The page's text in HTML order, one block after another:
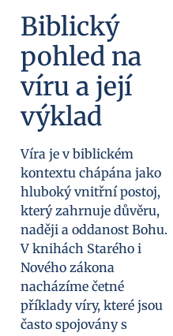
Biblický
pohled na
víru a její
výklad
Víra je v biblickém
kontextu chápána jako
hluboký vnitřní postoj,
který zahrnuje důvěru,
naději a oddanost Bohu.
V knihách Starého i
Nového zákona
nacházíme četné
příklady víry, které jsou
často spojovány s